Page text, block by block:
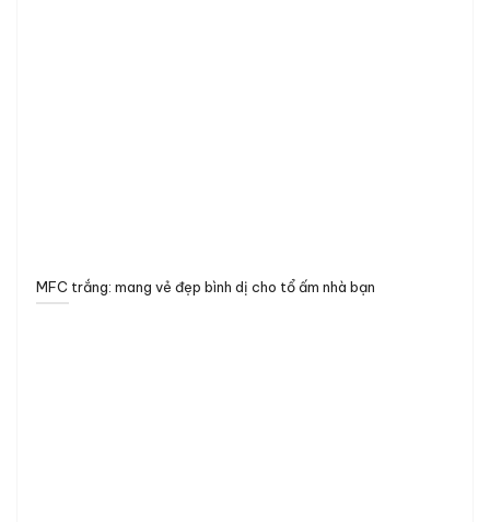
MFC trắng: mang vẻ đẹp bình dị cho tổ ấm nhà bạn